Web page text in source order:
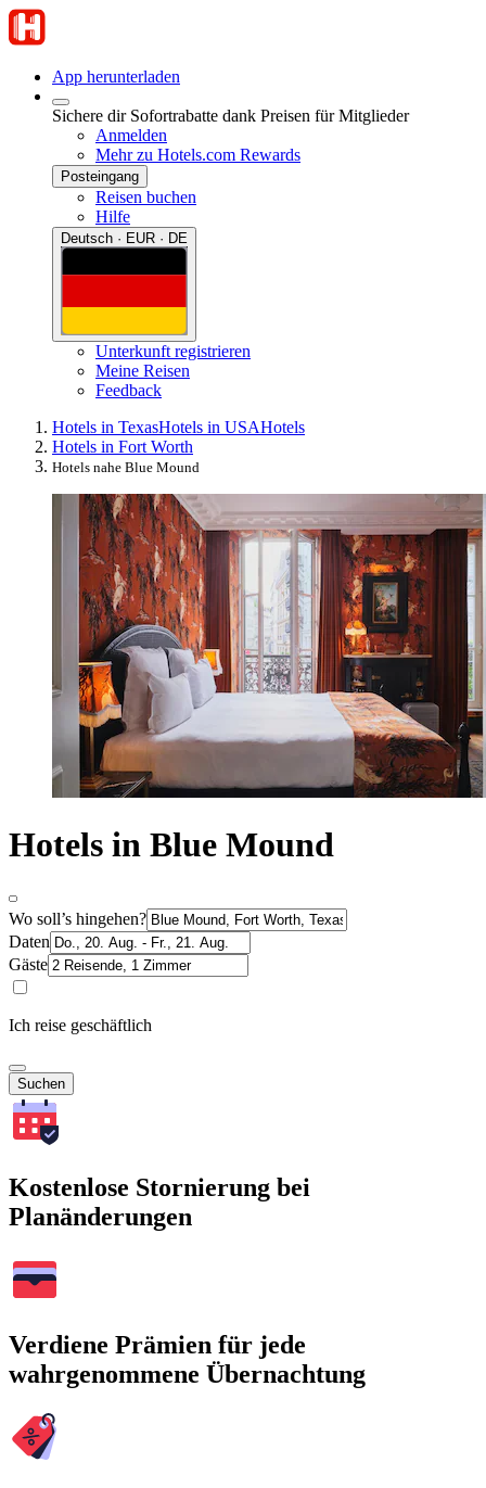
App herunterladen
Sichere dir Sofortrabatte dank Preisen für Mitglieder
Anmelden
Mehr zu Hotels.com Rewards
Posteingang
Reisen buchen
Hilfe
Deutsch · EUR · DE
Unterkunft registrieren
Meine Reisen
Feedback
Hotels in TexasHotels in USAHotels
Hotels in Fort Worth
Hotels nahe Blue Mound
Hotels in Blue Mound
Wo soll’s hingehen?
Daten
Gäste
Ich reise geschäftlich
Suchen
Kostenlose Stornierung bei
Planänderungen
Verdiene Prämien für jede
wahrgenommene Übernachtung